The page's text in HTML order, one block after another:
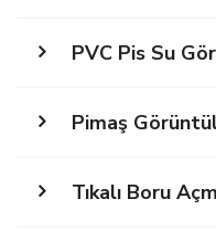
PVC Pis Su
Pimaş
Tıkalı Boru